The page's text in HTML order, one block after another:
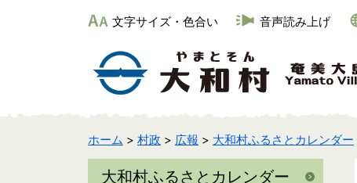
文字サイズ・色合い 音声読み上げ
ホーム > 村政 > 広報 > 大和村ふるさとカレンダー
大和村ふるさとカレンダー